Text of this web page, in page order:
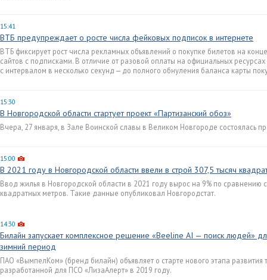
15:41
ВТБ предупреждает о росте числа фейковых подписок в интернете
ВТБ фиксирует рост числа рекламных объявлений о покупке билетов на
сайтов с подписками. В отличие от разовой оплаты на официальных
с интервалом в несколько секунд — до полного обнуления баланса карты
15:30
В Новгородской области стартует проект «Партизанский обоз»
Вчера, 27 января, в Зале Воинской славы в Великом Новгороде состоялась
15:00
В 2021 году в Новгородской области ввели в строй 307,5 тысяч
Ввод жилья в Новгородской области в 2021 году вырос на 9% по сравнению
квадратных метров. Такие данные опубликовал Новгородстат.
14:30
Билайн запускает комплексное решение «Beeline AI — поиск людей»
зимний период
ПАО «ВымпелКом» (бренд билайн) объявляет о старте нового этапа
разработанной для ПСО «ЛизаАлерт» в 2019 году.